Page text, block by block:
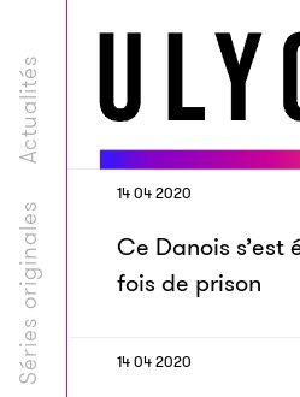
Séries originales
Actualités
14 04 2020
Ce Danois s’est
fois de prison
14 04 2020